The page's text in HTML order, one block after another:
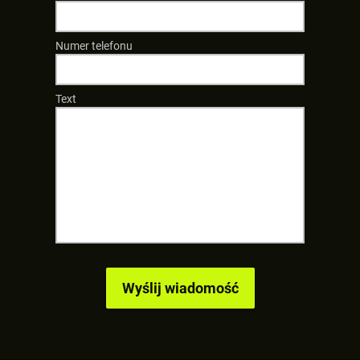
Numer telefonu
Text